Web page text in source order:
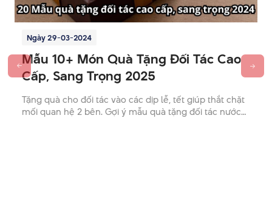
Ngày 29-03-2024
Mẫu 10+ Món Quà Tặng Đối Tác Cao
Cấp, Sang Trọng 2025
Tặng quà cho đối tác vào các dịp lễ, tết giúp thắt chặt
mối quan hệ 2 bên. Gợi ý mẫu quà tặng đối tác nước